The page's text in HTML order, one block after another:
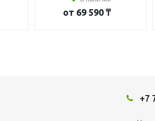
от 69 590 ₸
+7